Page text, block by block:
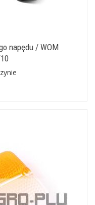
napędu / WOM